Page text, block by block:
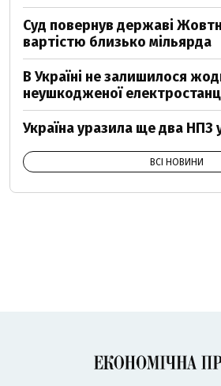
Суд повернув державі
вартістю близько мільярда
В Україні не залишилося
неушкодженої
Україна уразила ще два НПЗ
ВСІ НОВИНИ